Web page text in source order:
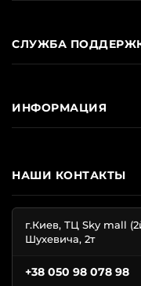
НАШИ КОНТАКТЫ
г.Киев, ТЦ Sky mall
Шухевича, 2т
+38 050 98 078 98
СЛУЖБА
ИНФОРМАЦИЯ